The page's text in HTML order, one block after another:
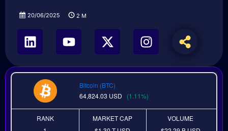
20/06/2025 2 M
Bitcoin (BTC)
64,824.03 USD (1.11%)
RANK
MARKET CAP
VOLUME